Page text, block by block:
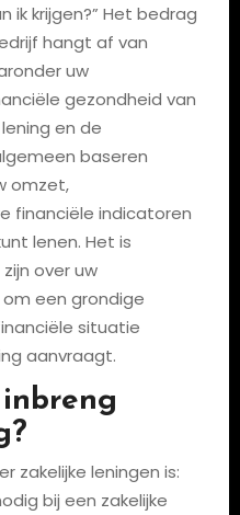
ik krijgen?” Het bedrag
hangt af van
uw
gezondheid van
en de
baseren
omzet,
financiële indicatoren
lenen. Het is
over uw
een grondige
situatie
aanvraagt.
zakelijke leningen is:
bij een zakelijke